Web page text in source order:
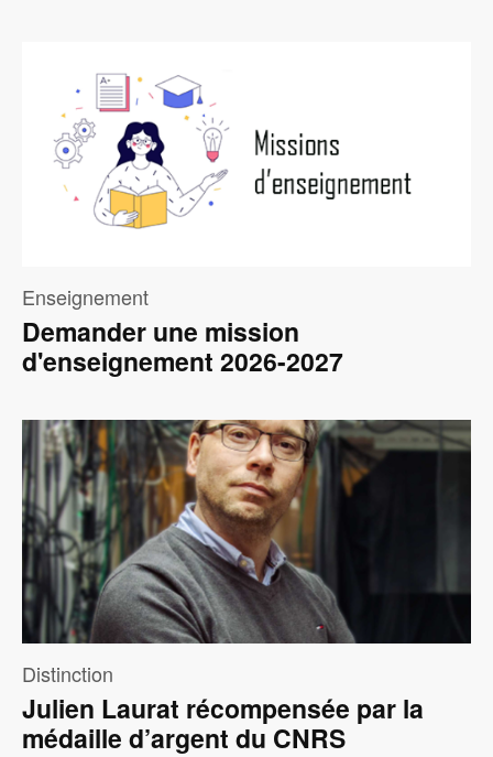
Image
Enseignement
Demander une mission
d'enseignement 2026-2027
Image
Distinction
Julien Laurat récompensée par la
médaille d’argent du CNRS